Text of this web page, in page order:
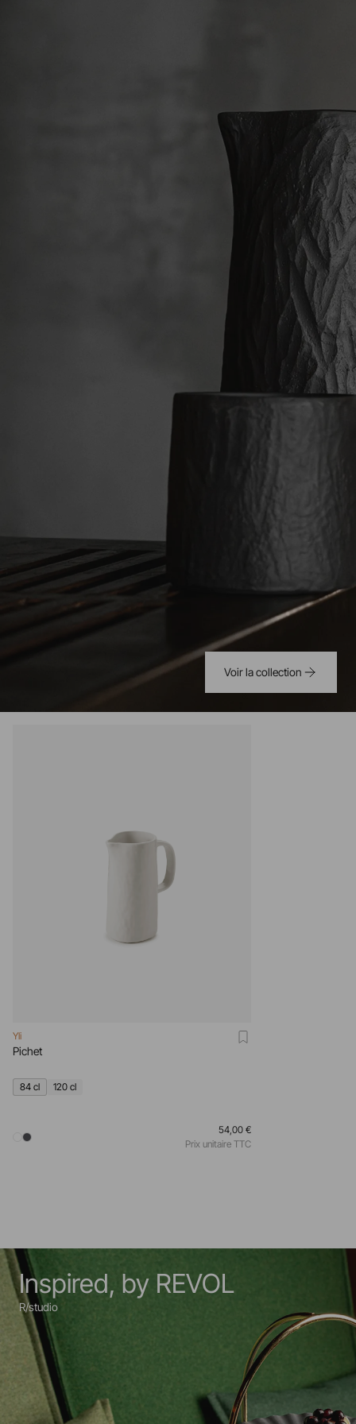
Voir la collection
Yli
Pichet
84 cl 120 cl
54,00 €
Prix unitaire TTC
Inspired, by REVOL
R/studio